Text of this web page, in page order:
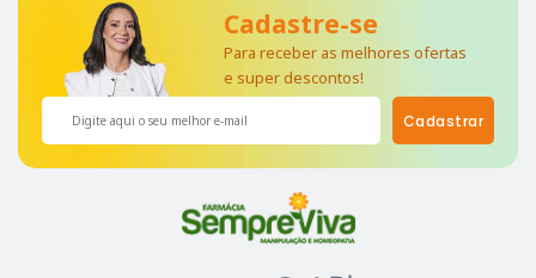
Cadastre-se
Para receber as melhores ofertas
e super descontos!
Cadastrar